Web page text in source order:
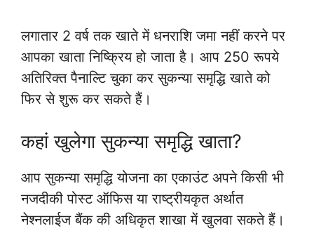
लगातार 2 वर्ष तक खाते में धनराशि जमा नहीं करने पर
आपका खाता निष्क्रिय हो जाता है। आप 250 रूपये
अतिरिक्त पैनाल्टि चुका कर सुकन्या समृद्धि खाते को
फिर से शुरू कर सकते हैं।
कहां खुलेगा सुकन्या समृद्धि खाता?
आप सुकन्या समृद्धि योजना का एकाउंट अपने किसी भी
नजदीकी पोस्ट ऑफिस या राष्ट्रीयकृत अर्थात
नेश्नलाईज बैंक की अधिकृत शाखा में खुलवा सकते हैं।